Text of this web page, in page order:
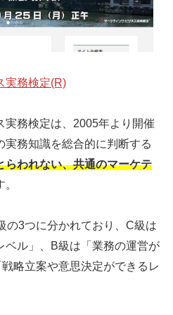
実務検定(R)
実務検定は、2005年より開催
実務知識を総合的に判断する
らわれない、共通のマーケテ
の3つに分かれており、C級は
ベル」、B級は「業務の運営が
略立案や意思決定ができるレ